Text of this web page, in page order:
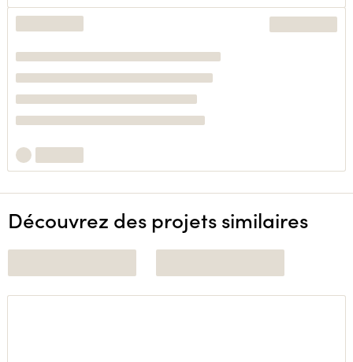
Découvrez des projets similaires